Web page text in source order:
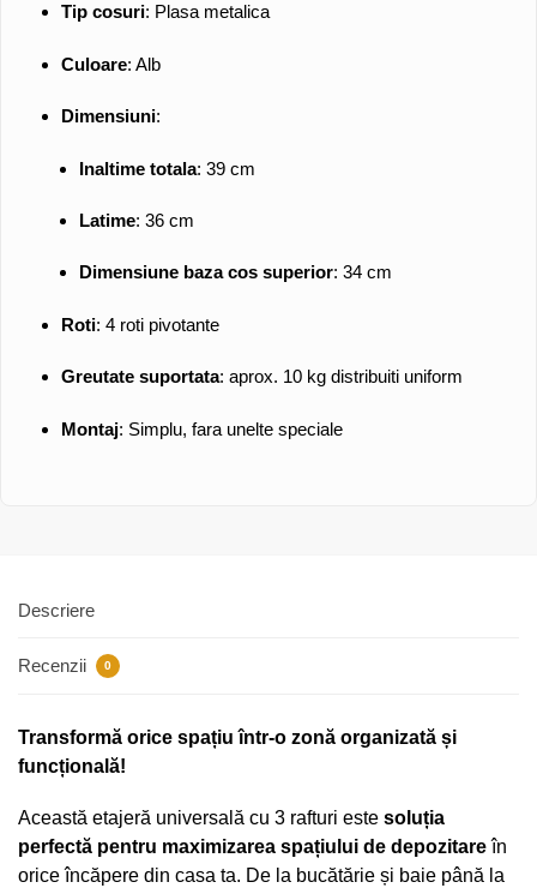
Tip cosuri: Plasa metalica
Culoare: Alb
Dimensiuni:
Inaltime totala: 39 cm
Latime: 36 cm
Dimensiune baza cos superior: 34 cm
Roti: 4 roti pivotante
Greutate suportata: aprox. 10 kg distribuiti uniform
Montaj: Simplu, fara unelte speciale
Descriere
Recenzii 0
Transformă orice spațiu într-o zonă organizată și
funcțională!
Această etajeră universală cu 3 rafturi este soluția
perfectă pentru maximizarea spațiului de depozitareîn
orice încăpere din casa ta. De la bucătărie și baie până la